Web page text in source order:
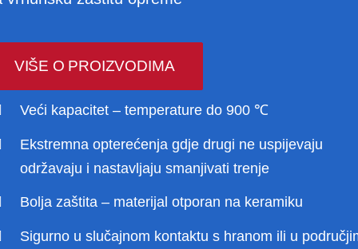
VIŠE O PROIZVODIMA
Veći kapacitet – temperature do 900 ℃
Ekstremna opterećenja gdje drugi ne uspijevaju
održavaju i nastavljaju smanjivati ​​trenje
Bolja zaštita – materijal otporan na keramiku
Sigurno u slučajnom kontaktu s hranom ili u